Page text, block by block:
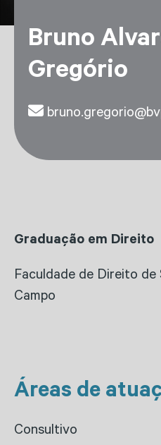
Bruno
Gregório
Graduação em Direito
Faculdade de Direito
Campo
Áreas de
Consultivo